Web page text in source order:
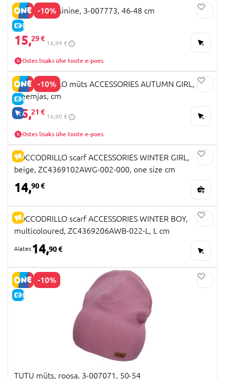
-10%
E-HIND
TUTU müts, sinine, 3-007773, 46-48 cm
15,29 €
16,99 €
Ostes lisaks ühe toote e-poes
-10%
E-HIND
AINULT VEEBIS
COCCODRILLO müts ACCESSORIES AUTUMN GIRL,
kreemjas, cm
15,21 €
16,90 €
Ostes lisaks ühe toote e-poes
ALLAHINDLUS
COCCODRILLO scarf ACCESSORIES WINTER GIRL,
beige, ZC4369102AWG-002-000, one size cm
14,90 €
ALLAHINDLUS
COCCODRILLO scarf ACCESSORIES WINTER BOY,
multicoloured, ZC4369206AWB-022-L, L cm
14,90 €
-10%
E-HIND
TUTU müts, roosa, 3-007071, 50-54